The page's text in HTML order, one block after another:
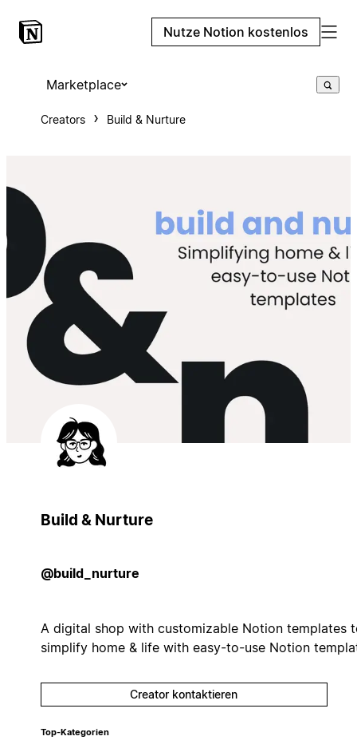
Nutze Notion kostenlos
Marketplace
Creators Build & Nurture
Build & Nurture
@build_nurture
A digital shop with customizable Notion templates
simplify home & life with easy-to-use Notion
Creator kontaktieren
Top-Kategorien